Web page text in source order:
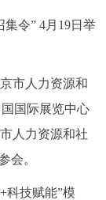
令” 4月19日举
市人力资源和
国国际展览中心
人力资源和社
会。
技赋能”模